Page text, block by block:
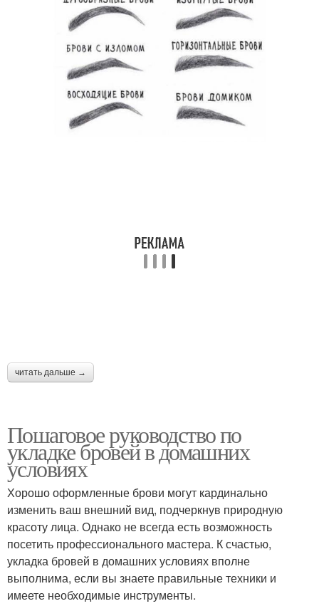
читать дальше →
Пошаговое руководство по
укладке бровей в домашних
условиях
Хорошо оформленные брови могут кардинально
изменить ваш внешний вид, подчеркнув природную
красоту лица. Однако не всегда есть возможность
посетить профессионального мастера. К счастью,
укладка бровей в домашних условиях вполне
выполнима, если вы знаете правильные техники и
имеете необходимые инструменты.